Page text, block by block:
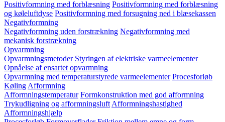
Positivformning med forblæsning Positivformning med forblæsning
og køleluftdyse Positivformning med forsugning ned i blæsekassen
Negativformning
Negativformning uden forstrækning Negativformning med
mekanisk forstrækning
Opvarmning
Opvarmningsmetoder Styringen af elektriske varmeelementer
Opnåelse af ensartet opvarmning
Opvarmning med temperaturstyrede varmeelementer Procesforløb
Køling Afformning
Afformningstemperatur Formkonstruktion med god afformning
Trykudligning og afformningsluft Afformningshastighed
Afformningshjælp